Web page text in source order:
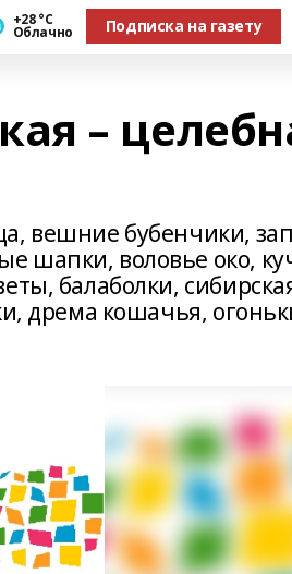
+28 °С
Облачно Подписка на газету
–
вешние бубенчики,
шапки, воловье око,
балаболки,
дрема кошачья,